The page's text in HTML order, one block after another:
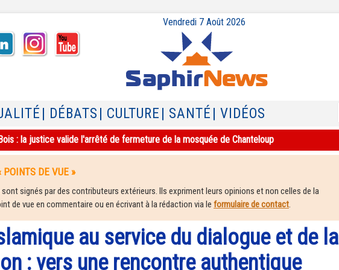
Vendredi 7 Août 2026
| DÉBATS | CULTURE | SANTÉ | VIDÉOS
: la justice valide l'arrêté de fermeture de la mosquée de Chanteloup
DE VUE »
signés par des contributeurs extérieurs. Ils expriment leurs opinions et non celles de la
de vue en commentaire ou en écrivant à la rédaction via le formulaire de contact.
au service du dialogue et de la
: vers une rencontre authentique